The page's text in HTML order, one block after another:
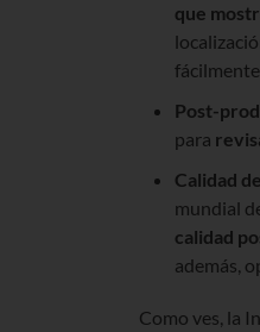
que
Post-
para
Calidad
mundial
calidad
además,
Como ves, la